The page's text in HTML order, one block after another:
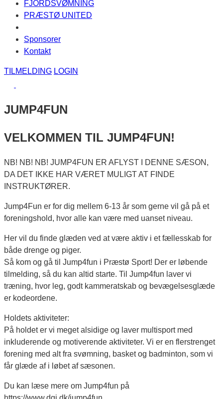
FJORDSVØMNING
PRÆSTØ UNITED
Sponsorer
Kontakt
TILMELDING LOGIN
JUMP4FUN
VELKOMMEN TIL JUMP4FUN!
NB! NB! NB! JUMP4FUN ER AFLYST I DENNE SÆSON,
DA DET IKKE HAR VÆRET MULIGT AT FINDE
INSTRUKTØRER.
Jump4Fun er for dig mellem 6-13 år som gerne vil gå på et
foreningshold, hvor alle kan være med uanset niveau.
Her vil du finde glæden ved at være aktiv i et fællesskab for
både drenge og piger.
Så kom og gå til Jump4fun i Præstø Sport! Der er løbende
tilmelding, så du kan altid starte. Til Jump4fun laver vi
træning, hvor leg, godt kammeratskab og bevægelsesglæde
er kodeordene.
Holdets aktiviteter:
På holdet er vi meget alsidige og laver multisport med
inkluderende og motiverende aktiviteter. Vi er en flerstrenget
forening med alt fra svømning, basket og badminton, som vi
får glæde af i løbet af sæsonen.
Du kan læse mere om Jump4fun på